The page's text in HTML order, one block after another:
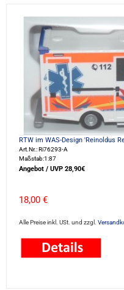
RTW im WAS-Design 'Reinoldus
Art.Nr.: Ri76293-A
Maßstab:1:87
Angebot / UVP 28,90€
18,00 €
Alle Preise inkl. USt. und zzgl.